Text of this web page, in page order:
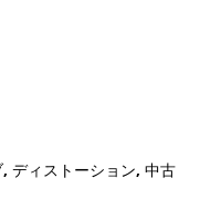
, ディストーション, 中古